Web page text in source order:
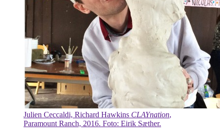
Julien Ceccaldi, Richard Hawkins CLAYnation,
Paramount Ranch, 2016. Foto: Eirik Sæther.